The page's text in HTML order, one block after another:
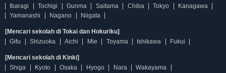
Ibaragi
Tochigi Gunma Saitama Chiba Tokyo
Kanagawa
Yamanashi
Nagano Niigata
[Mencari sekolah di Tokai dan Hokuriku]
Gifu
Shizuoka Aichi Mie Toyama Ishikawa Fukui
[Mencari sekolah di Kinki]
Shiga
Kyoto Osaka Hyogo Nara Wakayama